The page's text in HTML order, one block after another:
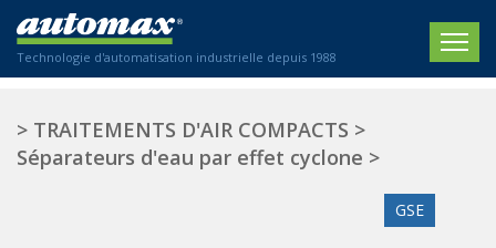
Technologie d'automatisation industrielle depuis 1988
ACCUEIL
SOCIÉTÉ
> TRAITEMENTS D'AIR COMPACTS >
Séparateurs d'eau par effet cyclone >
GSE